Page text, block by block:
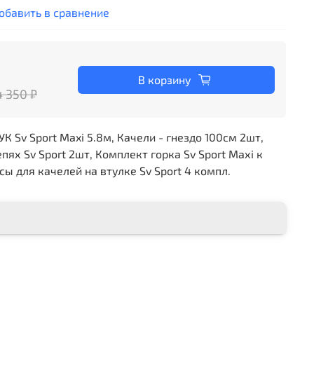
в сравнение
350 ₽
В корзину
Sv Sport Maxi 5.8м, Качели - гнездо 100см 2шт,
Sv Sport 2шт, Комплект горка Sv Sport Махi к
для качелей на втулке Sv Sport 4 компл.